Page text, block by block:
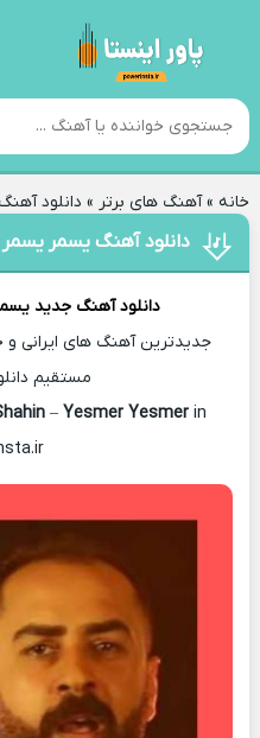
خانه»آهنگ های برتر » دانلود
دانلود آهنگ یسمر
دانلود آهنگ جدید
جدیدترین آهنگ های ایرانی
مستقیم
– Yesmer Yesmer in